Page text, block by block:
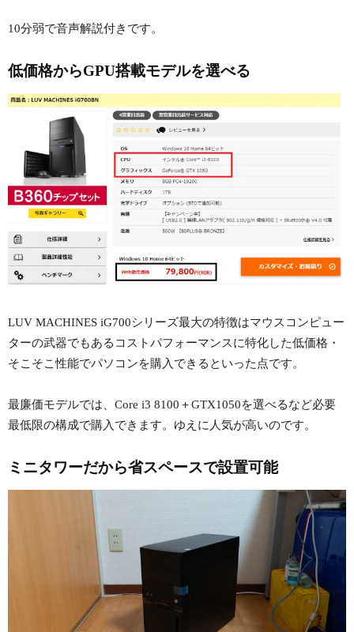
10分弱で音声解説付きです。
低価格からGPU搭載モデルを選べる
LUV MACHINES iG700シリーズ最大の特徴はマウスコンピュー
ターの武器でもあるコストパフォーマンスに特化した低価格・
そこそこ性能でパソコンを購入できるといった点です。
最廉価モデルでは、Core i3 8100＋GTX1050を選べるなど必要
最低限の構成で購入できます。ゆえに人気が高いのです。
ミニタワーだから省スペースで設置可能